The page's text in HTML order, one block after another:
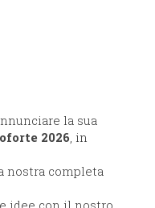
la sua
2026, in
nostra completa
idee con il nostro